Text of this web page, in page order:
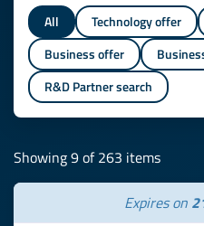
All Technology offer
Business offer
R&D Partner search
Showing 9 of 263 items
Expires on